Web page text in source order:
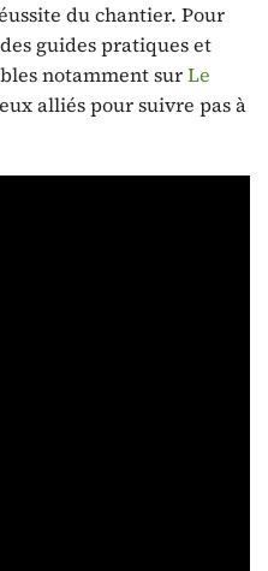
du chantier. Pour
guides pratiques et
notamment surLe
alliés pour suivre pas à